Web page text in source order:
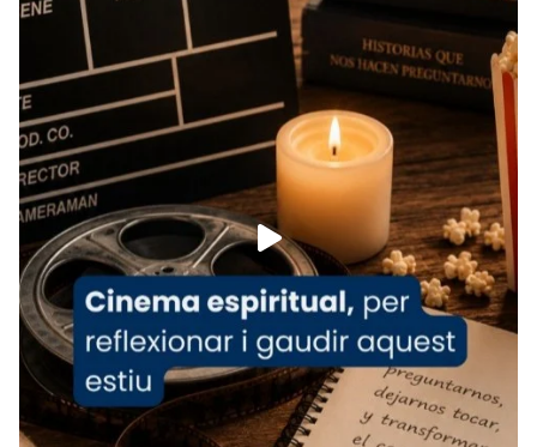
Recupera l'entrevista comp
Vatican
tican News 👇
www.vaticannews.va/es/iglesia/news/2026-
07/carmina-historia-depresion-papa-viaje-
espana-testimoni...
Foto
View on Facebook · Share
Arquebisbat de Barcelona
1 week ago
«Avui les santes Juliana i Semproniana ens
ajuden a alçar la mirada»
Mons. Sergi Gordo, bisbe de Tortosa, ha